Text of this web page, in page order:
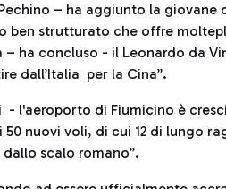
– ha aggiunto la giovane
ben strutturato che offre
ha concluso - il Leonardo da
dall’Italia per la Cina”.
i - l'aeroporto di Fiumicino è
50 nuovi voli, di cui 12 di lungo
scalo romano”.